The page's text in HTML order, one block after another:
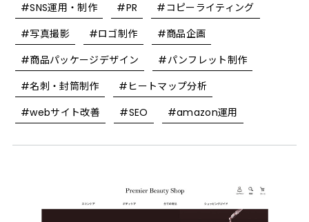
#SNS運用・制作
#PR
#コピーライティング
#写真撮影
#ロゴ制作
#商品企画
#商品パッケージデザイン
#パンフレット制作
#名刺・封筒制作
#ヒートマップ分析
#webサイト改善
#SEO #amazon運用